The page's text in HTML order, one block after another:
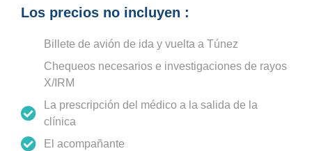
Los precios no incluyen :
Billete de avión de ida y vuelta a Túnez
Chequeos necesarios e investigaciones de rayos
X/IRM
La prescripción del médico a la salida de la
clínica
El acompañante